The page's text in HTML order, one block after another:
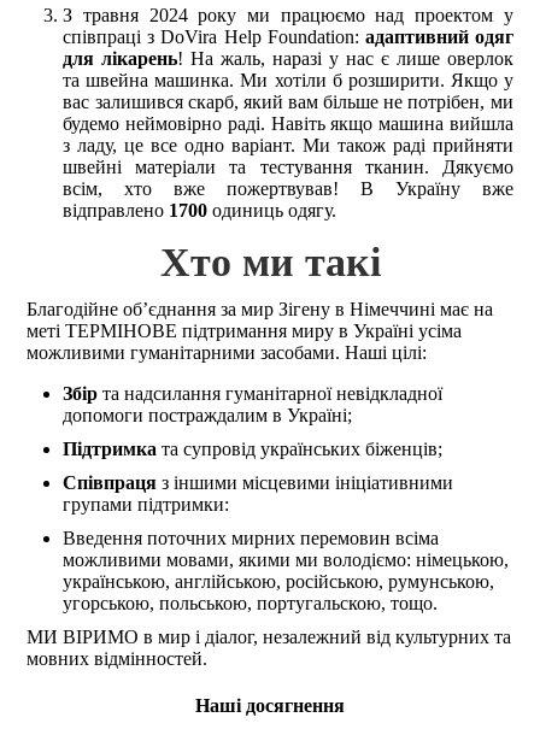
З травня 2024 року ми працюємо над проектом у
співпраці з DoVira Help Foundation: адаптивний одяг
для лікарень! На жаль, наразі у нас є лише оверлок
та швейна машинка. Ми хотіли б розширити. Якщо у
вас залишився скарб, який вам більше не потрібен, ми
будемо неймовірно раді. Навіть якщо машина вийшла
з ладу, це все одно варіант. Ми також раді прийняти
швейні матеріали та тестування тканин. Дякуємо
всім, хто вже пожертвував! В Україну вже
відправлено 1700 одиниць одягу.
Хто ми такі
Благодійне об’єднання за мир Зігену в Німеччині має на
меті ТЕРМІНОВЕ підтримання миру в Україні усіма
можливими гуманітарними засобами. Наші цілі:
Збір та надсилання гуманітарної невідкладної
допомоги постраждалим в Україні;
Підтримка та супровід українських біженців;
Співпраця з іншими місцевими ініціативними
групами підтримки:
Введення поточних мирних перемовин всіма
можливими мовами, якими ми володіємо: німецькою,
українською, англійською, російською, румунською,
угорською, польською, португальскою, тощо.
МИ ВІРИМО в мир і діалог, незалежний від культурних та
мовних відмінностей.
Наші досягнення